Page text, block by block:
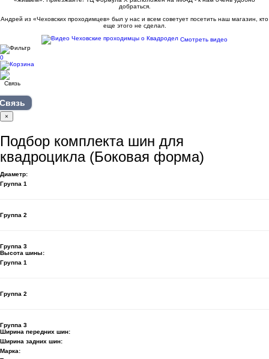
добраться.
Андрей из «Чеховских проходимцев» был у нас и всем советует посетить наш магазин, кто
еще этого не сделал.
Смотреть видео
0
×
Подбор комплекта шин для
квадроцикла (Боковая форма)
Диаметр:
Группа 1
Группа 2
Группа 3
Высота шины:
Группа 1
Группа 2
Группа 3
Ширина передних шин:
Ширина задних шин:
Марка: